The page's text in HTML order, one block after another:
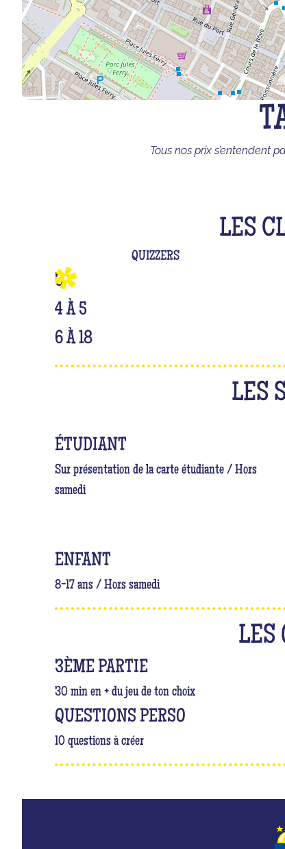
Tous nos prix s’entendent
LES
QUIZZERS
3
4 À 5
6 À 18
LES
ÉTUDIANT
Sur présentation de la carte étudiante / Hors
samedi
ENFANT
8-17 ans / Hors samedi
LES
3ÈME PARTIE
30 min en + du jeu de ton choix
QUESTIONS PERSO
10 questions à créer